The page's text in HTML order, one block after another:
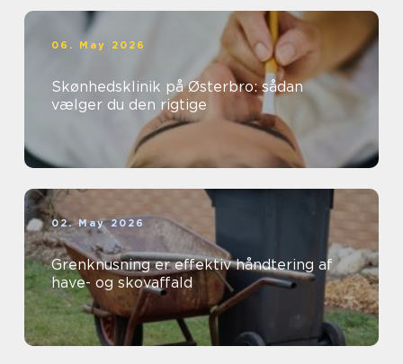
06. May 2026
Skønhedsklinik på Østerbro: sådan
vælger du den rigtige
02. May 2026
Grenknusning er effektiv håndtering af
have- og skovaffald